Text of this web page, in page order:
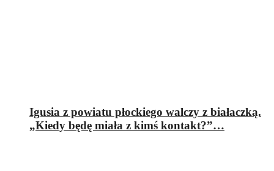
Igusia z powiatu płockiego walczy z białaczką.
„Kiedy będę miała z kimś kontakt?”…